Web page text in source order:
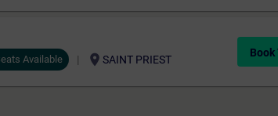
Available location_on SAINT PRIEST